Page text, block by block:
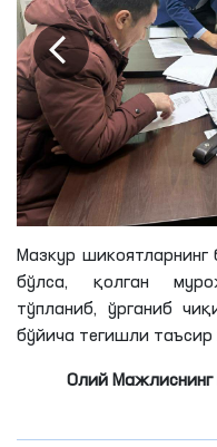
Мазкур
бўлса, қолган
тўпланиб, ўрганиб
бўйича тегишли
Олий Мажлиснинг